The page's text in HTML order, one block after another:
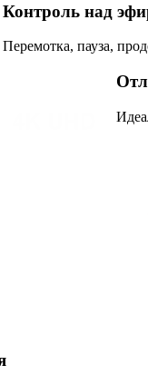
Контроль над
Перемотка, пауза,